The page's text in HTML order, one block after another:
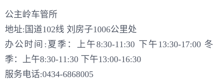
公主岭车管所
地址:国道102线 刘房子1006公里处
办公时间:夏季：上午8:30-11:30 下午13:30-17:00 冬
季：上午8:30-11:30 下午13:00-16:30
服务电话:0434-6868005